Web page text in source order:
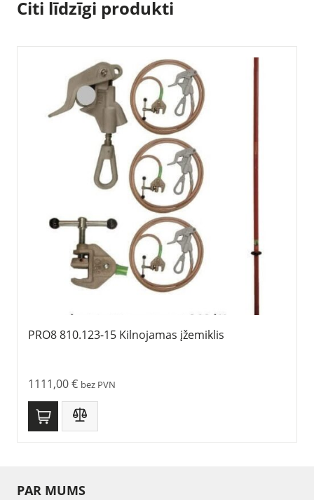
Citi līdzīgi produkti
PRO8 810.123-15 Kilnojamas įžemiklis
1111,00€ bez PVN
PAR MUMS